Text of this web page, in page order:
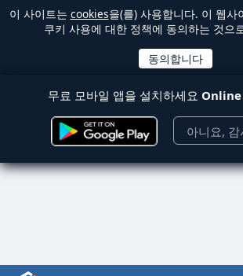
이 사이트는 cookies을(를) 사용합니다. 이 웹사
쿠키 사용에 대한 정책에 동의하는 것으
무료 모바일 앱을 설치하세요
아니요,